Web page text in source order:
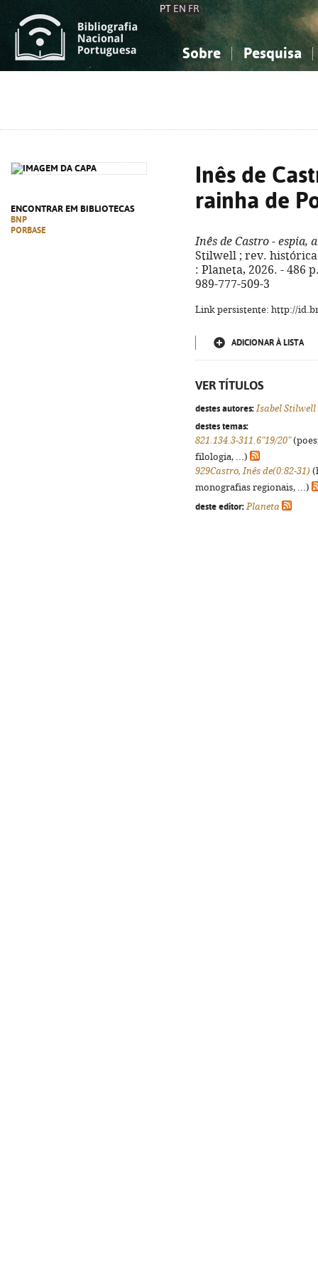
PT EN FR
Sobre Pesquisa
ENCONTRAR EM BIBLIOTECAS
BNP
PORBASE
Inês de
rainha de
Inês de Castro - espia,
Stilwell ; rev. histórica
: Planeta, 2026. - 486
989-777-509-3
Link persistente: http://
ADICIONAR À LISTA
VER TÍTULOS
destes autores: Isabel Stilwell
destes temas:
821.134.3-311.6"19/20"
filologia, ...)
929Castro, Inês de(0:82-31)
monografias regionais, ...)
deste editor: Planeta